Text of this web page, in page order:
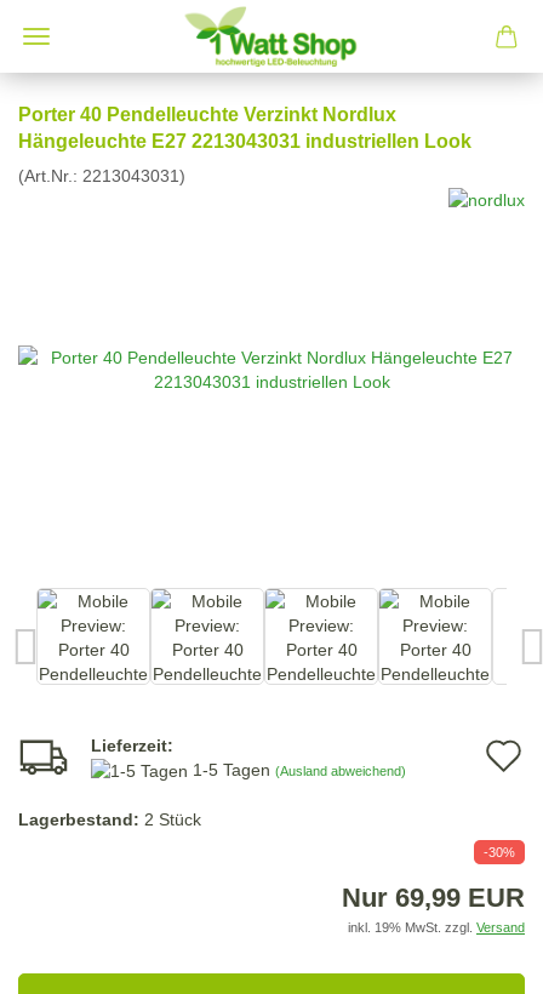
Porter 40 Pendelleuchte Verzinkt Nordlux
Hängeleuchte E27 2213043031 industriellen Look
(Art.Nr.: 2213043031)
Lieferzeit:
1-5 Tagen (Ausland abweichend)
Lagerbestand: 2 Stück
-30%
Nur 69,99 EUR
inkl. 19% MwSt. zzgl. Versand